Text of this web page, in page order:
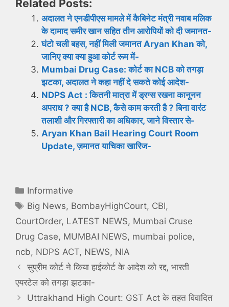
Related Posts:
अदालत ने एनडीपीएस मामले में कैबिनेट मंत्री नवाब मलिक
के दामाद समीर खान सहित तीन आरोपियों को दी जमानत-
घंटो चली बहस, नहीं मिली जमानत Aryan Khan को,
जानिए क्या क्या हुआ कोर्ट रूम में-
Mumbai Drug Case: कोर्ट का NCB को तगड़ा
झटका, अदालत ने कहा नहीं दे सकते कोई आदेश-
NDPS Act : कितनी मात्रा में ड्रग्स रखना कानूनन
अपराध ? क्या है NCB, कैसे काम करती है ? बिना वारंट
तलाशी और गिरफ्तारी का अधिकार, जाने विस्तार से-
Aryan Khan Bail Hearing Court Room
Update, ज़मानत याचिका खारिज-
Categories
Informative
Tags
Big News, BombayHighCourt, CBI,
CourtOrder, LATEST NEWS, Mumbai Cruse
Drug Case, MUMBAI NEWS, mumbai police,
ncb, NDPS ACT, NEWS, NIA
सुप्रीम कोर्ट ने किया हाईकोर्ट के आदेश को रद्द, भारती
एयरटेल को तगड़ा झटका-
Uttrakhand High Court: GST Act के तहत विवादित